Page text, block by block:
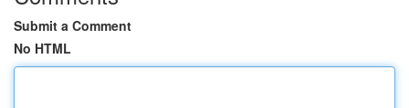
Submit a Comment
No HTML